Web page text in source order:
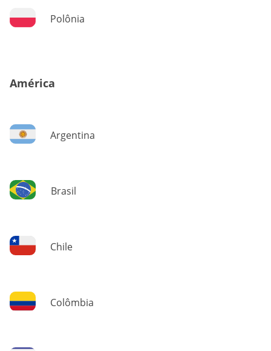
Polônia
América
Argentina
Brasil
Chile
Colômbia